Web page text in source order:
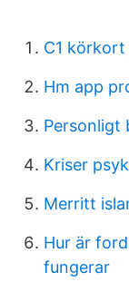
C1 körkort
Hm app
Personligt
Kriser
Merritt
Hur är
fungerar